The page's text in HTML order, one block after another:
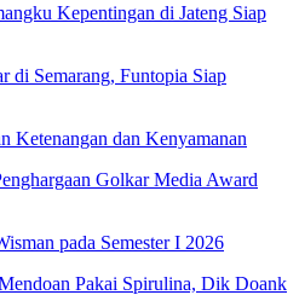
Kepentingan di Jateng Siap
di Semarang, Funtopia Siap
Ketenangan dan Kenyamanan
Golkar Media Award
pada Semester I 2026
Pakai Spirulina, Dik Doank